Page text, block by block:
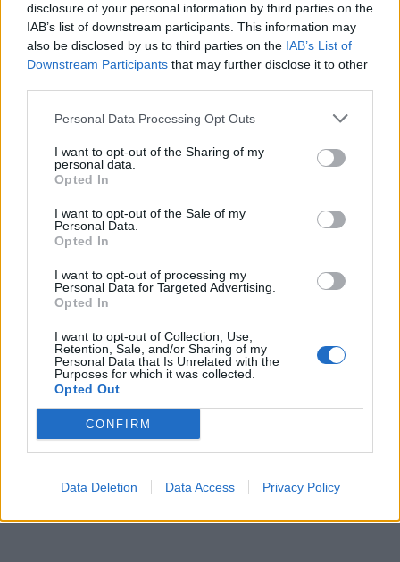
disclosure of your personal information by third parties on the
IAB’s list of downstream participants. This information may
also be disclosed by us to third parties on the IAB’s List of
Downstream Participants that may further disclose it to other
Personal Data Processing Opt Outs
I want to opt-out of the Sharing of my
personal data.
Opted In
I want to opt-out of the Sale of my
Personal Data.
Opted In
I want to opt-out of processing my
Personal Data for Targeted Advertising.
Opted In
I want to opt-out of Collection, Use,
Retention, Sale, and/or Sharing of my
Personal Data that Is Unrelated with the
Purposes for which it was collected.
Opted Out
CONFIRM
Data Deletion Data Access Privacy Policy
Εγγραφή στο newsletter
Αποδέχομαι τους
και την πολιτική απορρήτου
X